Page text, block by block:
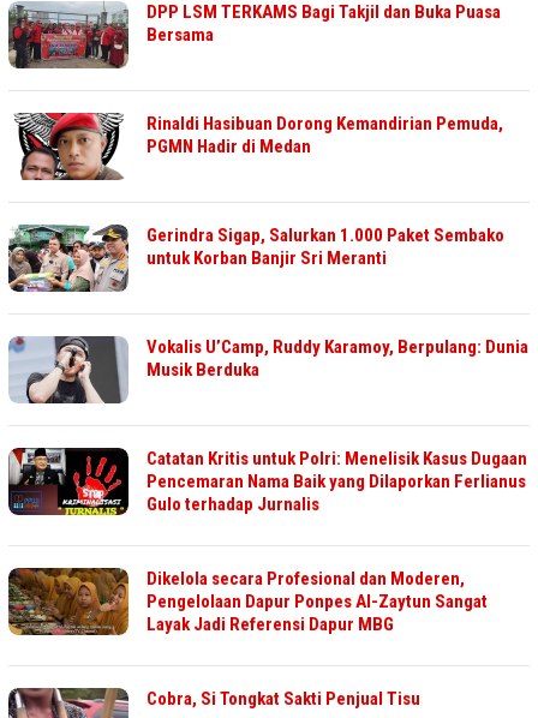
DPP LSM TERKAMS Bagi Takjil dan Buka Puasa
Bersama
Rinaldi Hasibuan Dorong Kemandirian Pemuda,
PGMN Hadir di Medan
Gerindra Sigap, Salurkan 1.000 Paket Sembako
untuk Korban Banjir Sri Meranti
Vokalis U’Camp, Ruddy Karamoy, Berpulang: Dunia
Musik Berduka
Catatan Kritis untuk Polri: Menelisik Kasus Dugaan
Pencemaran Nama Baik yang Dilaporkan Ferlianus
Gulo terhadap Jurnalis
Dikelola secara Profesional dan Moderen,
Pengelolaan Dapur Ponpes Al-Zaytun Sangat
Layak Jadi Referensi Dapur MBG
Cobra, Si Tongkat Sakti Penjual Tisu